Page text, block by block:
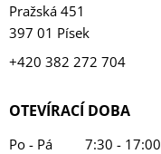
Pražská 451
397 01 Písek
+420 382 272 704
OTEVÍRACÍ DOBA
Po - Pá
7:30 - 17:00